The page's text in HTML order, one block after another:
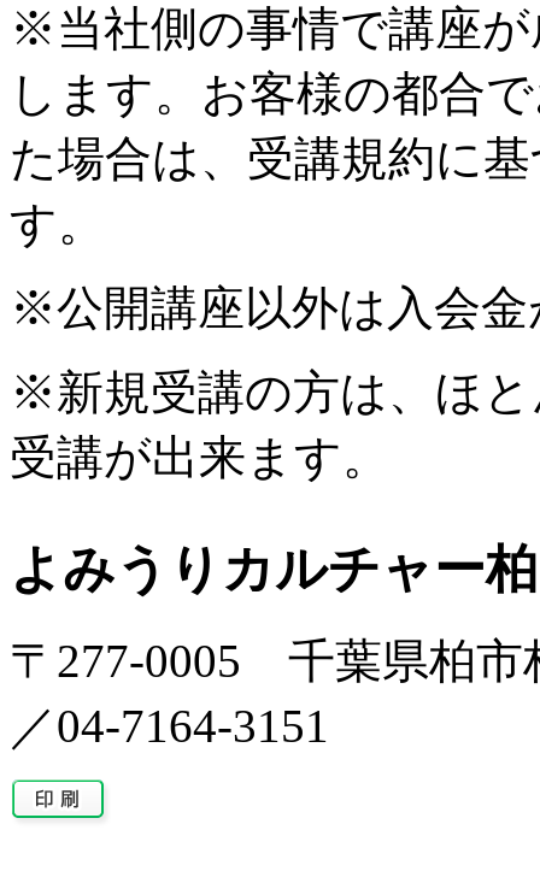
※当社側の事情で講座
します。お客様の都合
た場合は、受講規約に
す。
※公開講座以外は入会
※新規受講の方は、ほ
受講が出来ます。
よみうりカルチャー柏
〒277-0005 千葉県柏市
／04-7164-3151